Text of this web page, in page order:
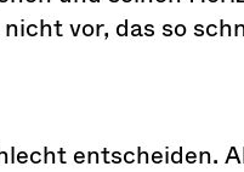
vor, das so
entscheiden.